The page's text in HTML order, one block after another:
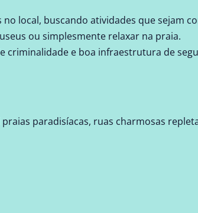
no local, buscando atividades que sejam
ou simplesmente relaxar na praia.
criminalidade e boa infraestrutura de
paradisíacas, ruas charmosas